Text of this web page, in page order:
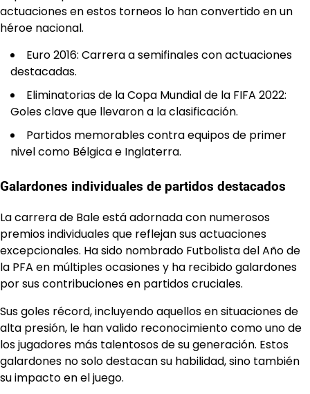
actuaciones en estos torneos lo han convertido en un
héroe nacional.
Euro 2016: Carrera a semifinales con actuaciones
destacadas.
Eliminatorias de la Copa Mundial de la FIFA 2022:
Goles clave que llevaron a la clasificación.
Partidos memorables contra equipos de primer
nivel como Bélgica e Inglaterra.
Galardones individuales de partidos destacados
La carrera de Bale está adornada con numerosos
premios individuales que reflejan sus actuaciones
excepcionales. Ha sido nombrado Futbolista del Año de
la PFA en múltiples ocasiones y ha recibido galardones
por sus contribuciones en partidos cruciales.
Sus goles récord, incluyendo aquellos en situaciones de
alta presión, le han valido reconocimiento como uno de
los jugadores más talentosos de su generación. Estos
galardones no solo destacan su habilidad, sino también
su impacto en el juego.